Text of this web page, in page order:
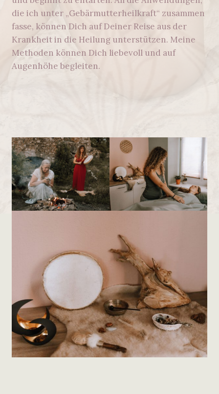
die ich unter „Gebärmutterheilkraft“ zusammen
fasse, können Dich auf Deiner Reise aus der
Krankheit in die Heilung unterstützen. Meine
Methoden können Dich liebevoll und auf
Augenhöhe begleiten.